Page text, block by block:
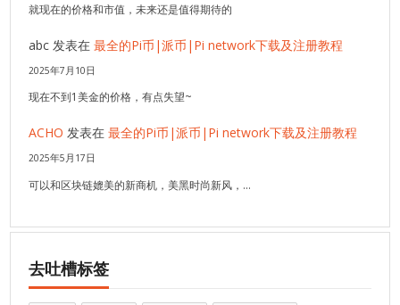
就现在的价格和市值，未来还是值得期待的
abc 发表在最全的Pi币|派币|Pi network下载及注册教程
2025年7月10日
现在不到1美金的价格，有点失望~
ACHO 发表在最全的Pi币|派币|Pi network下载及注册教程
2025年5月17日
可以和区块链媲美的新商机，美黑时尚新风，…
去吐槽标签